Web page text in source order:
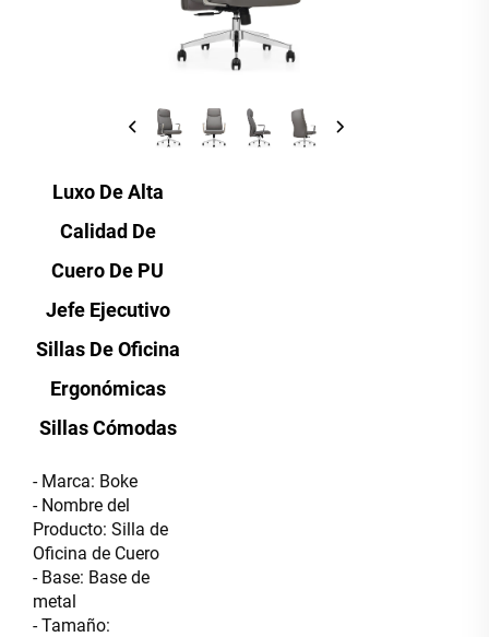
Luxo De Alta
Calidad De
Cuero De PU
Jefe Ejecutivo
Sillas De Oficina
Ergonómicas
Sillas Cómodas
- Marca: Boke
- Nombre del
Producto: Silla de
Oficina de Cuero
- Base: Base de
metal
- Tamaño: